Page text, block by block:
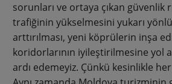
sorunları ve ortaya çıkan
trafiğinin yükselmesini yukarı
arttırılması, yeni köprülerin inşa
koridorlarının iyileştirilmesine yol
ardı edemeyiz. Çünkü kesinlikle